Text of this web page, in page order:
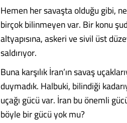
Hemen her savaşta olduğu gibi,
birçok bilinmeyen var. Bir konu
altyapısına, askeri ve sivil üst
saldırıyor.
Buna karşılık İran’ın savaş
duymadık. Halbuki, bilindiği
uçağı gücü var. İran bu önemli
böyle bir gücü yok mu?